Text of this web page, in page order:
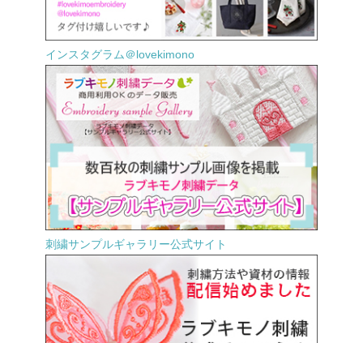
インスタグラム＠lovekimono
刺繍サンプルギャラリー公式サイト